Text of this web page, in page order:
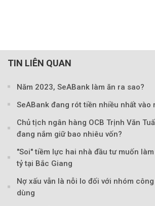
TIN LIÊN QUAN
Năm 2023, SeABank làm ăn ra sao?
SeABank đang rót tiền nhiều nhất vào
Chủ tịch ngân hàng OCB Trịnh Văn
đang nắm giữ bao nhiêu vốn?
"Soi" tiềm lực hai nhà đầu tư muốn
tỷ tại Bắc Giang
Nợ xấu vẫn là nỗi lo đối với nhóm
dùng